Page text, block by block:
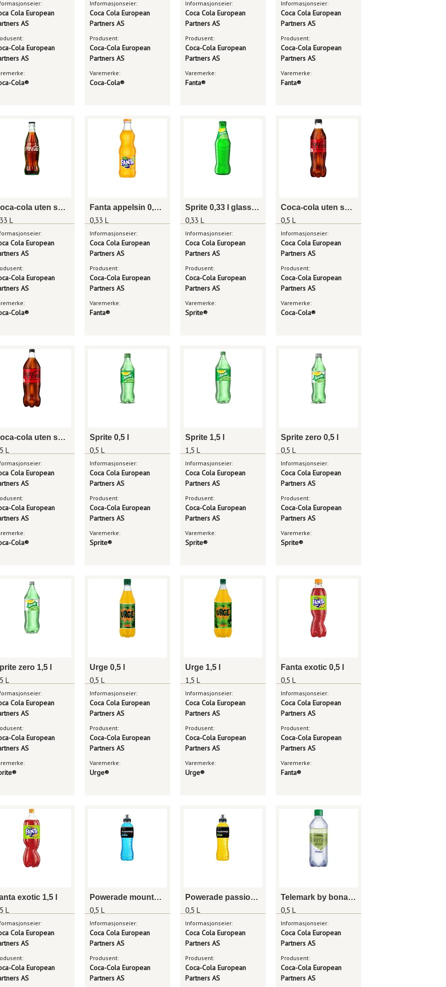
Cola European
AS
Cola European
AS
Cola®
Informasjonseier:
Coca Cola European
Partners AS
Produsent:
Coca-Cola European
Partners AS
Varemerke:
Coca-Cola®
Informasjonseier:
Coca Cola European
Partners AS
Produsent:
Coca-Cola European
Partners AS
Varemerke:
Fanta®
Informasjonseier:
Coca Cola European
Partners AS
Produsent:
Coca-Cola European
Partners AS
Varemerke:
Fanta®
Coca-cola uten sukker 0,33 l glassflaske
L
Cola European
AS
Cola European
AS
Cola®
Fanta appelsin 0,33 l glassflaske
0,33 L
Informasjonseier:
Coca Cola European
Partners AS
Produsent:
Coca-Cola European
Partners AS
Varemerke:
Fanta®
Sprite 0,33 l glassflaske
0,33 L
Informasjonseier:
Coca Cola European
Partners AS
Produsent:
Coca-Cola European
Partners AS
Varemerke:
Sprite®
Coca-cola uten sukker 0,5 l
0,5 L
Informasjonseier:
Coca Cola European
Partners AS
Produsent:
Coca-Cola European
Partners AS
Varemerke:
Coca-Cola®
Coca-cola uten sukker 1,5 l
L
Cola European
AS
Cola European
AS
Cola®
Sprite 0,5 l
0,5 L
Informasjonseier:
Coca Cola European
Partners AS
Produsent:
Coca-Cola European
Partners AS
Varemerke:
Sprite®
Sprite 1,5 l
1,5 L
Informasjonseier:
Coca Cola European
Partners AS
Produsent:
Coca-Cola European
Partners AS
Varemerke:
Sprite®
Sprite zero 0,5 l
0,5 L
Informasjonseier:
Coca Cola European
Partners AS
Produsent:
Coca-Cola European
Partners AS
Varemerke:
Sprite®
zero 1,5 l
L
Cola European
AS
Cola European
AS
Urge 0,5 l
0,5 L
Informasjonseier:
Coca Cola European
Partners AS
Produsent:
Coca-Cola European
Partners AS
Varemerke:
Urge®
Urge 1,5 l
1,5 L
Informasjonseier:
Coca Cola European
Partners AS
Produsent:
Coca-Cola European
Partners AS
Varemerke:
Urge®
Fanta exotic 0,5 l
0,5 L
Informasjonseier:
Coca Cola European
Partners AS
Produsent:
Coca-Cola European
Partners AS
Varemerke:
Fanta®
exotic 1,5 l
L
Cola European
AS
Cola European
AS
Powerade mountain blast 0,5 l
0,5 L
Informasjonseier:
Coca Cola European
Partners AS
Produsent:
Coca-Cola European
Partners AS
Powerade passionfruit 0,5 l
0,5 L
Informasjonseier:
Coca Cola European
Partners AS
Produsent:
Coca-Cola European
Partners AS
Telemark by bonaqua eple med kullsyre 0,5 l
0,5 L
Informasjonseier:
Coca Cola European
Partners AS
Produsent:
Coca-Cola European
Partners AS